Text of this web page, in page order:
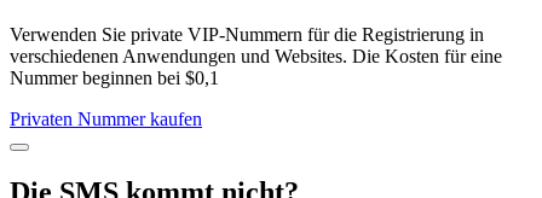
Verwenden Sie private VIP-Nummern für die Registrierung in
verschiedenen Anwendungen und Websites. Die Kosten für eine
Nummer beginnen bei $0,1
Privaten Nummer kaufen
Die SMS kommt nicht?